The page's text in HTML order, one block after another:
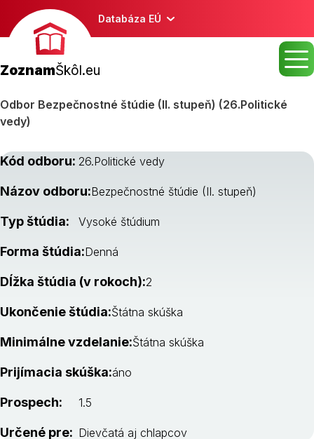
Databáza EÚ
ZoznamŠkôl.eu
Odbor Bezpečnostné štúdie (II. stupeň) (26.Politické
vedy)
Kód odboru: 26.Politické vedy
Názov odboru:Bezpečnostné štúdie (II. stupeň)
Typ štúdia: Vysoké štúdium
Forma štúdia:Denná
Dĺžka štúdia (v rokoch):2
Ukončenie štúdia:Štátna skúška
Minimálne vzdelanie:Štátna skúška
Prijímacia skúška:áno
Prospech: 1.5
Určené pre: Dievčatá aj chlapcov